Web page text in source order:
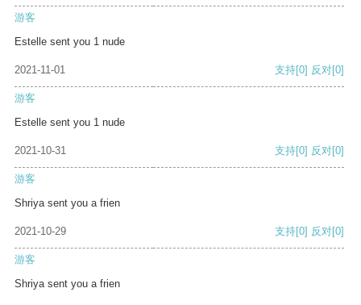
游客
Estelle sent you 1 nude
2021-11-01 支持[0] 反对[0]
游客
Estelle sent you 1 nude
2021-10-31 支持[0] 反对[0]
游客
Shriya sent you a frien
2021-10-29 支持[0] 反对[0]
游客
Shriya sent you a frien